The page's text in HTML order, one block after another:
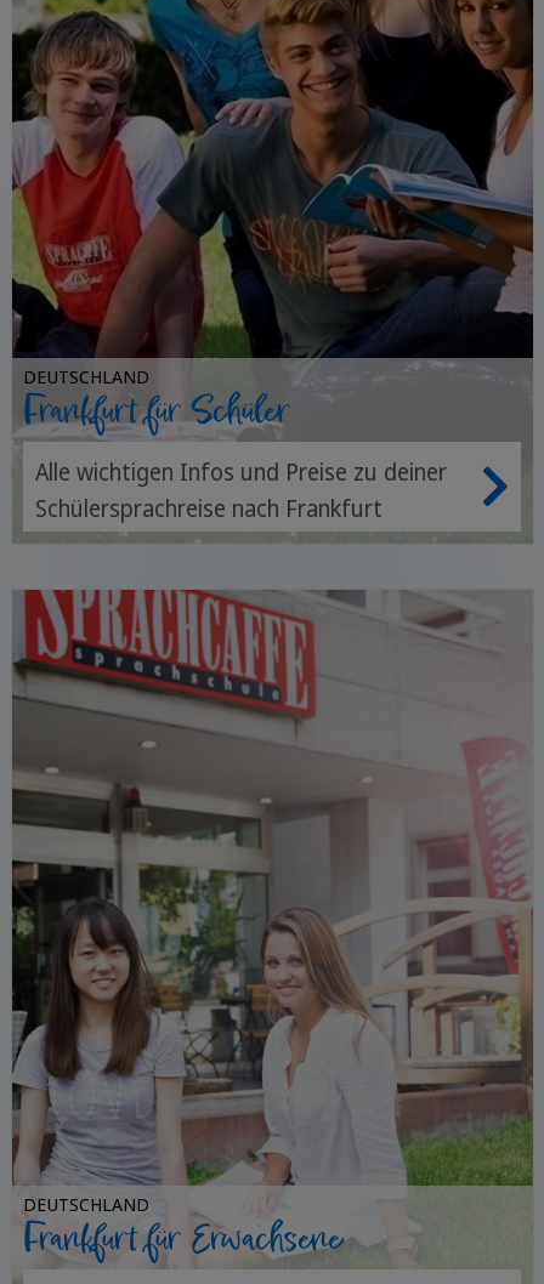
DEUTSCHLAND
Frankfurt für Schüler
Alle wichtigen Infos und Preise zu deiner
Schülersprachreise nach Frankfurt
DEUTSCHLAND
Frankfurt für Erwachsene